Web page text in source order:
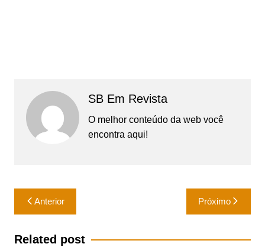
SB Em Revista
O melhor conteúdo da web você
encontra aqui!
Navegação
de
Post
Anterior Próximo
Related post